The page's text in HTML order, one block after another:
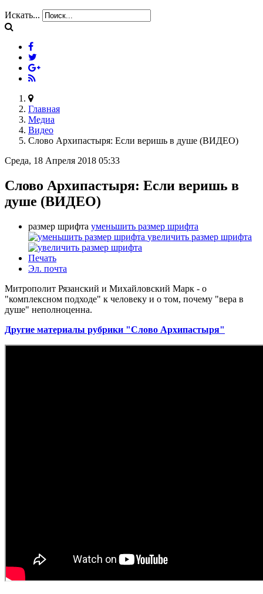
Искать...
Главная
Медиа
Видео
Слово Архипастыря: Если веришь в душе (ВИДЕО)
Среда, 18 Апреля 2018 05:33
Слово Архипастыря: Если веришь в
душе (ВИДЕО)
размер шрифта уменьшить размер шрифта
увеличить размер шрифта
Печать
Эл. почта
Митрополит Рязанский и Михайловский Марк - о
"комплексном подходе" к человеку и о том, почему "вера в
душе" неполноценна.
Другие материалы рубрики "Слово Архипастыря"